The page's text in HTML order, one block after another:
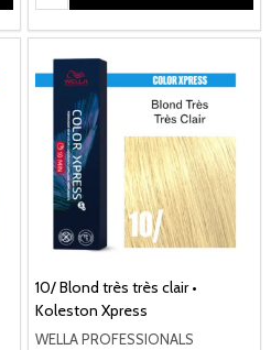
10/ Blond très très clair •
Koleston Xpress
WELLA PROFESSIONALS